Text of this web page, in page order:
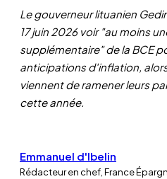
Le gouverneur lituanien
17 juin 2026 voir "au moins
supplémentaire" de la BCE
anticipations d'inflation,
viennent de ramener leurs
cette année.
Emmanuel d'Ibelin
Rédacteur en chef, France